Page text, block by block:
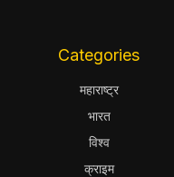
Categories
महाराष्ट्र
भारत
विश्व
क्राइम